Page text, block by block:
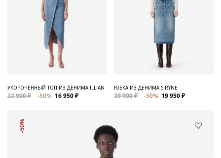
УКОРОЧЕННЫЙ ТОП ИЗ ДЕНИМА ILLIAN
33 900 ₽ -50% 16 950 ₽
ЮБКА ИЗ ДЕНИМА SIRYNE
39 900 ₽ -50% 19 950 ₽
-50%